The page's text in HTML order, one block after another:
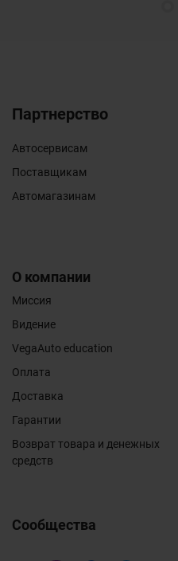
Партнерство
Автосервисам
Поставщикам
Автомагазинам
О компании
Миссия
Видение
VegaAuto education
Оплата
Доставка
Гарантии
Возврат товара и денежных
средств
Сообщества